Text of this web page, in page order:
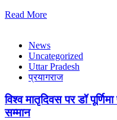
Read More
News
Uncategorized
Uttar Pradesh
प्रयागराज
विश्व मातृदिवस पर डॉ
सम्मान